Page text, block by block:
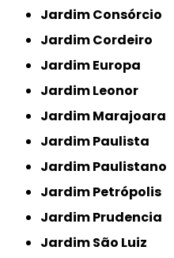
Jardim Consórcio
Jardim Cordeiro
Jardim Europa
Jardim Leonor
Jardim Marajoara
Jardim Paulista
Jardim Paulistano
Jardim Petrópolis
Jardim Prudencia
Jardim São Luiz